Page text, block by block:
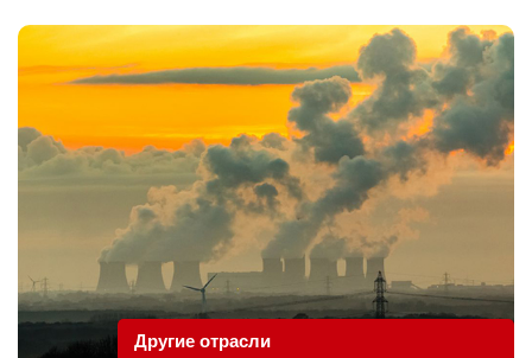
Другие отрасли